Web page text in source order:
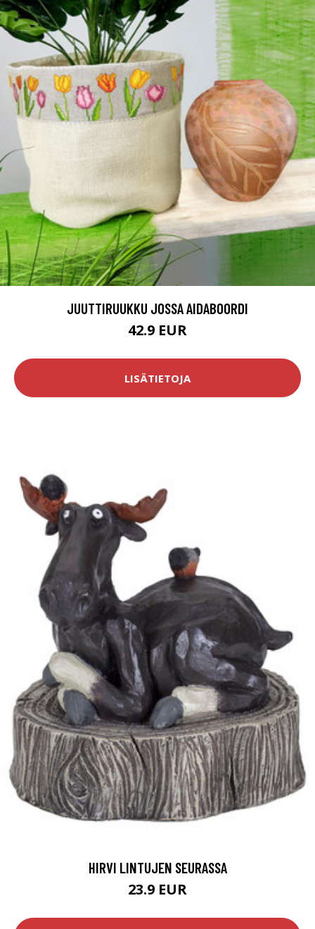
JUUTTIRUUKKU JOSSA AIDABOORDI
42.9 EUR
LISÄTIETOJA
HIRVI LINTUJEN SEURASSA
23.9 EUR